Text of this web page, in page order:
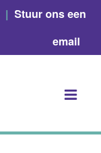
| Stuur ons een
email